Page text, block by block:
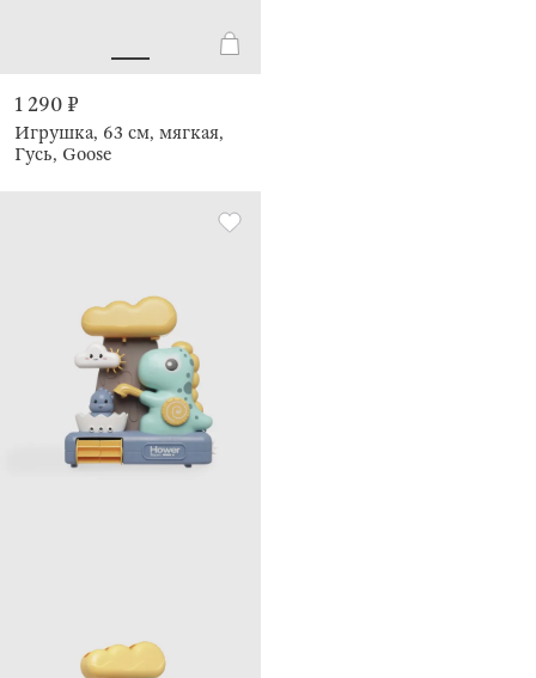
1 290 ₽
Игрушка, 63 см, мягкая,
Гусь, Goose